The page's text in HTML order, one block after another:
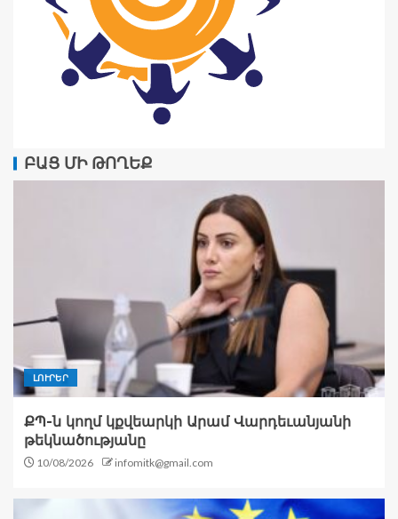
ԲԱՑ ՄԻ ԹՈՂԵՔ
ԼՈՒՐԵՐ
ՔՊ-ն կողմ կքվեարկի Արամ Վարդեւանյանի
թեկնածությանը
10/08/2026 infomitk@gmail.com